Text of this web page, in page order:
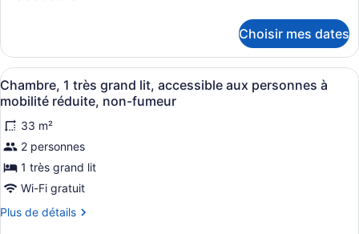
très
grand
lit,
non-
fumeur,
rez-
de-
chaussée
Suite,
très
grand
lit,
non-
fumeur,
rez-
de-
chaussée
Choisir mes dates
Afficher
toutes
les
photos
pour
ce
type
de
chambre :
Une chambre d’hôtel avec un
5
Chambre, 1 très grand lit, accessible aux personnes à
mobilité réduite, non-fumeur
33 m²
2 personnes
1 très grand lit
Wi-Fi gratuit
Plus de détails
Plus